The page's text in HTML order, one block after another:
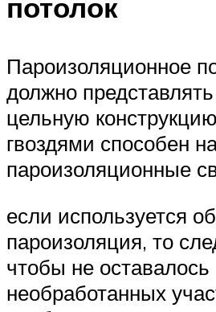
потолок
Пароизоляционное
должно
цельную
гвоздями способен
пароизоляционные
если используется
пароизоляция, то
чтобы не оставалось
необработанных